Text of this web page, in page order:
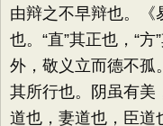
由辩之不早辩也。《
也。“直”其正也，“
外，敬义立而德不孤
其所行也。阴虽有美
道也，妻道也，臣道